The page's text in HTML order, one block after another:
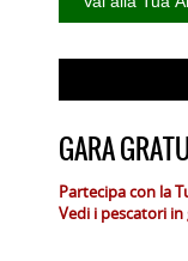
GARA
Partecipa con la
Vedi i pescatori